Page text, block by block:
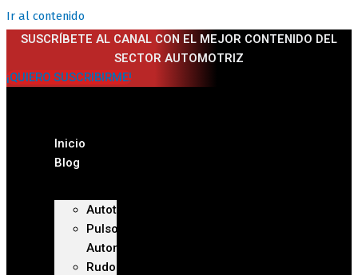
Ir al contenido
SUSCRÍBETE AL CANAL CON EL MEJOR CONTENIDO DEL
SECTOR AUTOMOTRIZ
¡QUIERO SUSCRIBIRME!
Inicio
Blog
Autoteca
Pulso
Automotriz
Rudo